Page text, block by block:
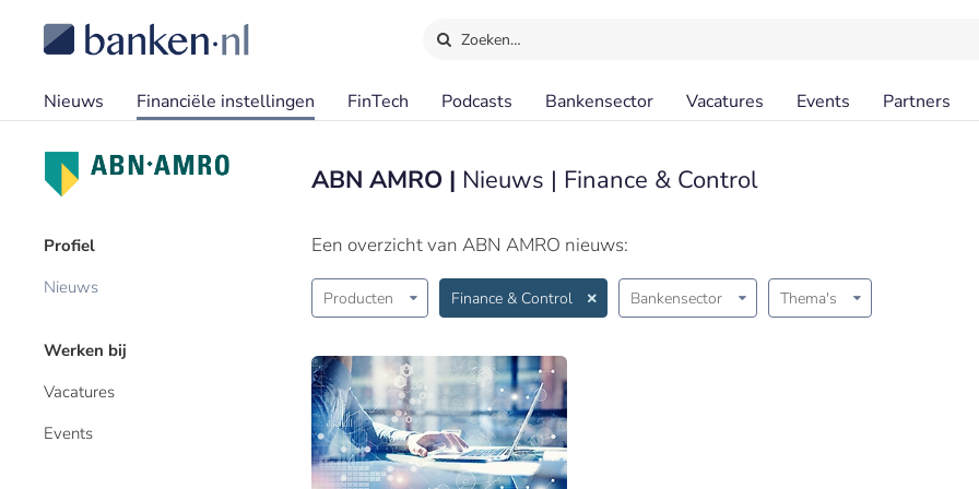
Zoeken…
Nieuws Financiële instellingen FinTech Podcasts Bankensector Vacatures Events Partners
Profiel
Nieuws
Werken bij
Vacatures
Events
ABN AMRO | Nieuws | Finance & Control
Een overzicht van ABN AMRO nieuws:
Producten Finance & Control Bankensector Thema's